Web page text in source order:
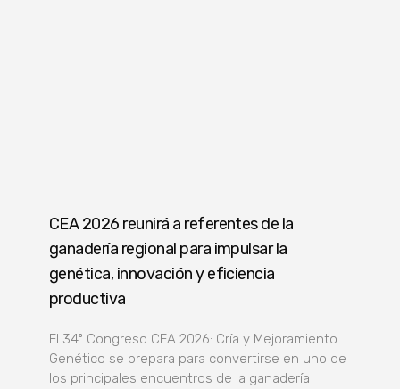
CEA 2026 reunirá a referentes de la
ganadería regional para impulsar la
genética, innovación y eficiencia
productiva
El 34º Congreso CEA 2026: Cría y Mejoramiento
Genético se prepara para convertirse en uno de
los principales encuentros de la ganadería